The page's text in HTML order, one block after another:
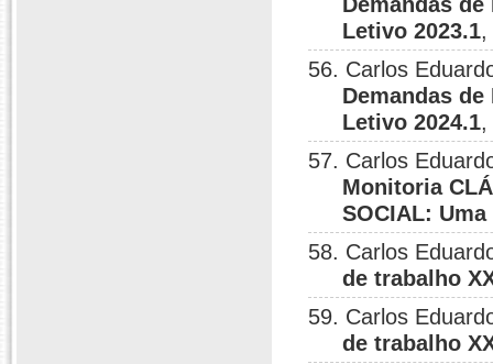
Letivo 2023.1,
56. Carlos
Demandas
Letivo 2024.1,
57. Carlos
Monitoria
SOCIAL:
58. Carlos
de trabalho
59. Carlos
de trabalho